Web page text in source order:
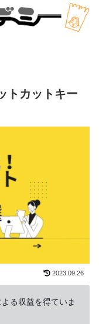
トカットキー
2023.09.26
る収益を得ていま